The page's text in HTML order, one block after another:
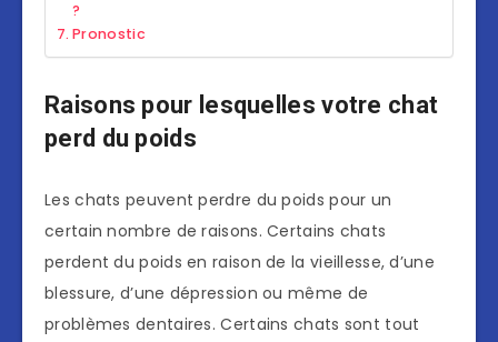
?
Pronostic
Raisons pour lesquelles votre chat
perd du poids
Les chats peuvent perdre du poids pour un
certain nombre de raisons. Certains chats
perdent du poids en raison de la vieillesse, d’une
blessure, d’une dépression ou même de
problèmes dentaires. Certains chats sont tout